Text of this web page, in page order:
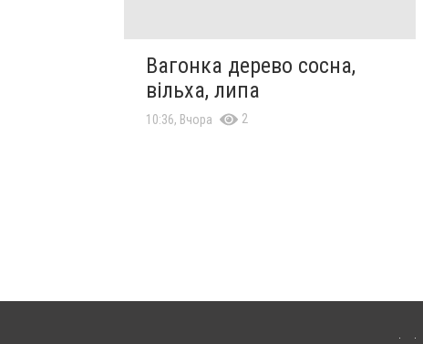
Вагонка дерево сосна,
вільха, липа
10:36, Вчора 2